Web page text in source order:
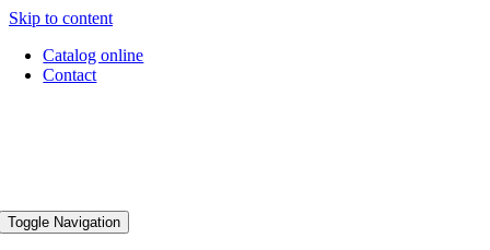
Skip to content
Catalog online
Contact
Toggle Navigation